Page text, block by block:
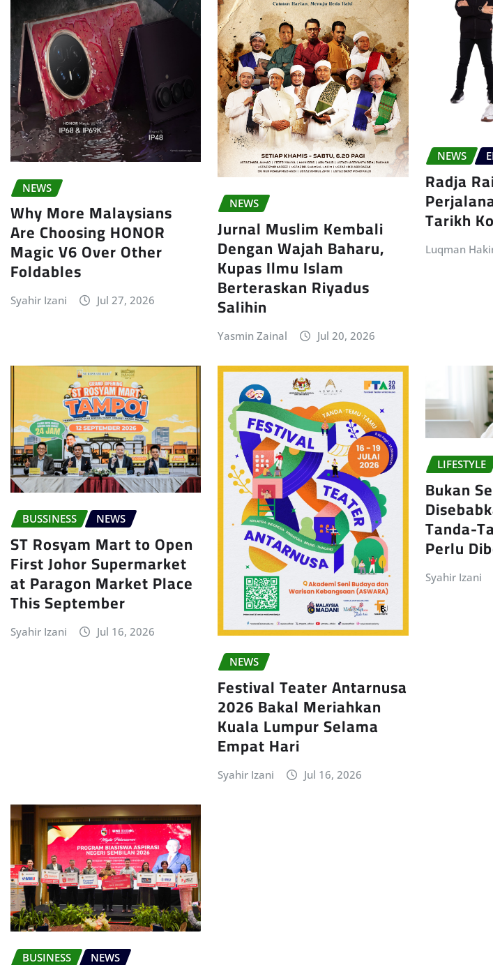
NEWS
Why More Malaysians
Are Choosing HONOR
Magic V6 Over Other
Foldables
Syahir Izani Jul 27, 2026
NEWS
Jurnal Muslim Kembali
Dengan Wajah Baharu,
Kupas Ilmu Islam
Berteraskan Riyadus
Salihin
Yasmin Zainal Jul 20, 2026
NEWS
Radja
Tarikh
Luqman
BUSSINESS NEWS
ST Rosyam Mart to Open
First Johor Supermarket
at Paragon Market Place
This September
Syahir Izani Jul 16, 2026
NEWS
Festival Teater Antarnusa
2026 Bakal Meriahkan
Kuala Lumpur Selama
Empat Hari
Syahir Izani Jul 16, 2026
LIFESTYLE
Bukan
Tanda-
Perlu
Syahir Izani
BUSINESS NEWS